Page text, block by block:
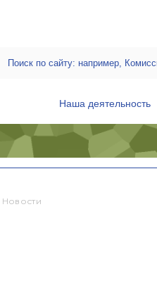
Наша деятельность
Новости